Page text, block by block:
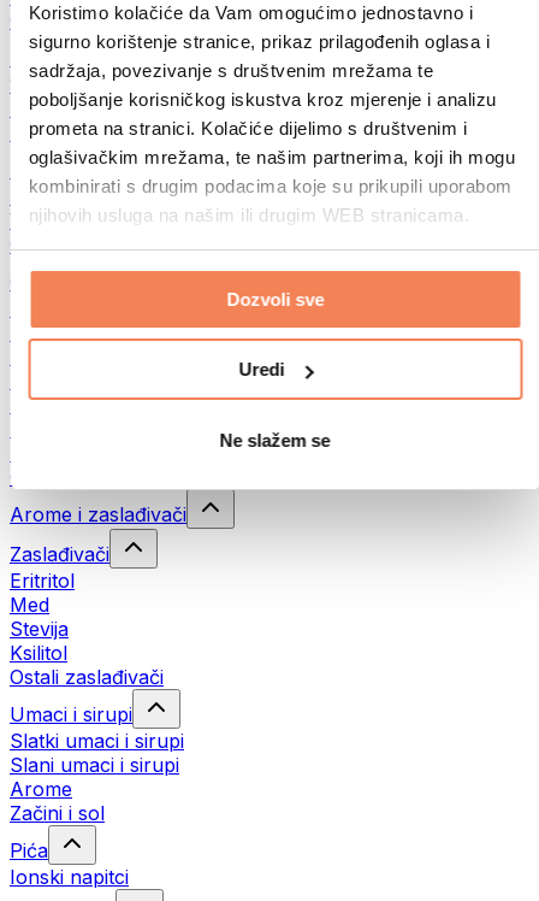
Koristimo kolačiće da Vam omogućimo jednostavno i
sigurno korištenje stranice, prikaz prilagođenih oglasa i
sadržaja, povezivanje s društvenim mrežama te
poboljšanje korisničkog iskustva kroz mjerenje i analizu
prometa na stranici. Kolačiće dijelimo s društvenim i
oglašivačkim mrežama, te našim partnerima, koji ih mogu
kombinirati s drugim podacima koje su prikupili uporabom
njihovih usluga na našim ili drugim WEB stranicama.
Dozvoli sve
Uredi
Ne slažem se
Ostalo
Maslac od oraha
100% namazi iz orašastih plodova
Slatki namazi od orašastih plodova
Proteinski namazi od orašastih plodova
Superfood
Zelena superhrana
Vlakna
Ostala superhrana
Grickalice
Suho meso
Proteinski čips
Ostali snackovi
Arome i zaslađivači
Zaslađivači
Eritritol
Med
Stevija
Ksilitol
Ostali zaslađivači
Umaci i sirupi
Slatki umaci i sirupi
Slani umaci i sirupi
Arome
Začini i sol
Pića
Ionski napitci